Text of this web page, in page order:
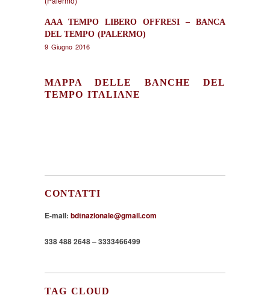
AAA TEMPO LIBERO OFFRESI – BANCA
DEL TEMPO (PALERMO)
9 Giugno 2016
MAPPA DELLE BANCHE DEL
TEMPO ITALIANE
CONTATTI
E-mail: bdtnazionale@gmail.com
338 488 2648 – 3333466499
TAG CLOUD